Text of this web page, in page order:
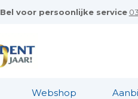
Bel voor persoonlijke service
Webshop